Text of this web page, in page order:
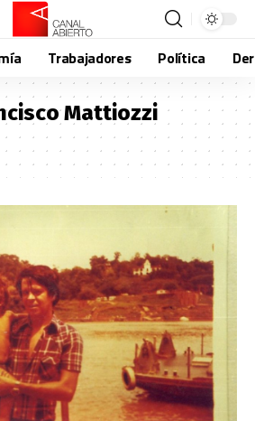
Trabajadores Política
Mattiozzi